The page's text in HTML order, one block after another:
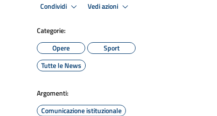
Condividi Vedi azioni
Categorie:
Opere
Sport
Tutte le News
Argomenti:
Comunicazione istituzionale